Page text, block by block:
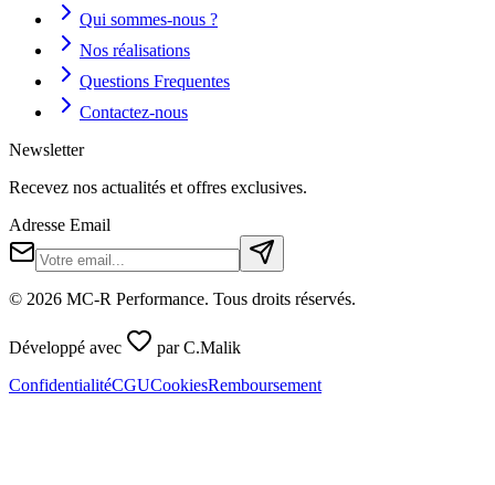
Qui sommes-nous ?
Nos réalisations
Questions Frequentes
Contactez-nous
Newsletter
Recevez nos actualités et offres exclusives.
Adresse Email
© 2026 MC-R Performance. Tous droits réservés.
Développé avec parC.Malik
ConfidentialitéCGUCookiesRemboursement